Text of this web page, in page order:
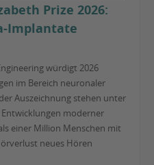
Prize 2026:
Implantate
würdigt 2026
im Bereich neuronaler
Auszeichnung stehen unter
moderner
einer Million Menschen mit
neues Hören